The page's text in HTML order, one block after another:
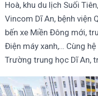
Hoà, khu du lịch Suối
Vincom Dĩ An, bệnh viện
bến xe Miền Đông mới,
Điện máy xanh,… Cùng
Trường trung học Dĩ An,